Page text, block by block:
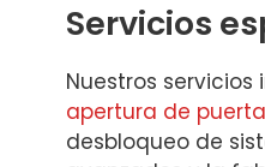
Servicios
Nuestros servicios
apertura de
desbloqueo de